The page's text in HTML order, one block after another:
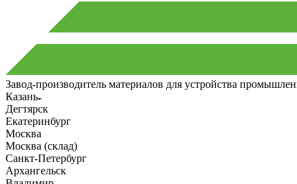
Завод-производитель материалов для устройства
Казань
Дегтярск
Екатеринбург
Москва
Москва (склад)
Санкт-Петербург
Архангельск